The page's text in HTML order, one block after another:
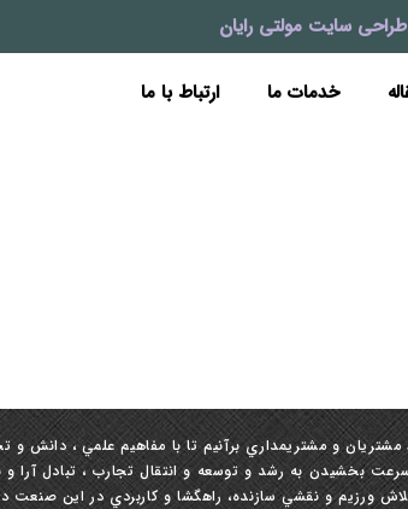
سایت مولتی رایان
خدمات ما ارتباط با ما
و مشتري‏مداري برآنيم تا با مفاهيم علمي ، دانش و
بخشيدن به رشد و توسعه و انتقال تجارب ، تبادل آرا و
ورزيم و نقشي سازنده، راهگشا و كاربردي در این صنعت